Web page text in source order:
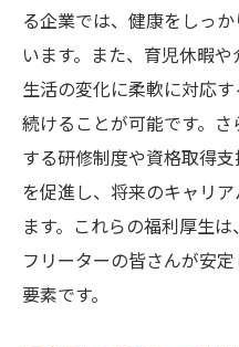
る企業では、健康をしっ
います。また、育児休暇や
生活の変化に柔軟に対応
続けることが可能です。
する研修制度や資格取得
を促進し、将来のキャリ
ます。これらの福利厚生
フリーターの皆さんが安
要素です。